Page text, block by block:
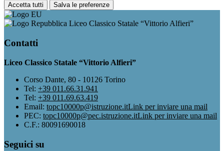
Accetta tutti Salva le preferenze
Liceo Classico Statale “Vittorio Alfieri”
Contatti
Liceo Classico Statale “Vittorio Alfieri”
Corso Dante, 80 - 10126 Torino
Tel: +39 011.66.31.941
Tel: +39 011.69.63.419
Email: topc10000p@istruzione.itLink per inviare una mail
PEC: topc10000p@pec.istruzione.itLink per inviare una mail
C.F.: 80091690018
Seguici su